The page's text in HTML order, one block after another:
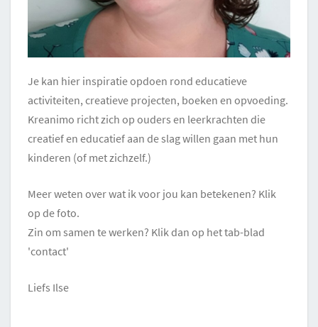
Je kan hier inspiratie opdoen rond educatieve
activiteiten, creatieve projecten, boeken en opvoeding.
Kreanimo richt zich op ouders en leerkrachten die
creatief en educatief aan de slag willen gaan met hun
kinderen (of met zichzelf.)
Meer weten over wat ik voor jou kan betekenen? Klik
op de foto.
Zin om samen te werken? Klik dan op het tab-blad
'contact'
Liefs Ilse